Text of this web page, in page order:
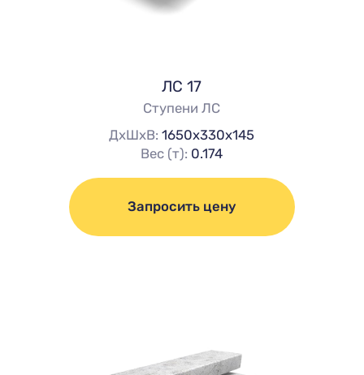
ЛС 17
Ступени ЛС
ДхШхВ:1650х330х145
Вес (т): 0.174
Запросить цену